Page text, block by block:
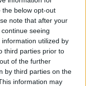
the below opt-out
note that after your
seeing
utilized by
third parties prior to
of the further
by third parties on the
information may
κάπως αμήχανα:
επιμένει,
χρήματά μου και τα
και να αισθάνομαι
τελευταίο ραντεβού.
δείχνει πως δεν
να του δώσεις κάτι